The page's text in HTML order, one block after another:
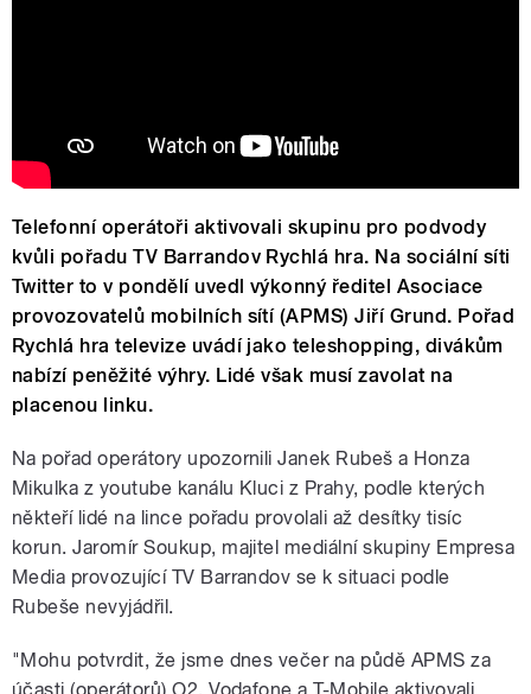
Telefonní operátoři aktivovali skupinu pro podvody
kvůli pořadu TV Barrandov Rychlá hra. Na sociální síti
Twitter to v pondělí uvedl výkonný ředitel Asociace
provozovatelů mobilních sítí (APMS) Jiří Grund. Pořad
Rychlá hra televize uvádí jako teleshopping, divákům
nabízí peněžité výhry. Lidé však musí zavolat na
placenou linku.
Na pořad operátory upozornili Janek Rubeš a Honza
Mikulka z youtube kanálu Kluci z Prahy, podle kterých
někteří lidé na lince pořadu provolali až desítky tisíc
korun. Jaromír Soukup, majitel mediální skupiny Empresa
Media provozující TV Barrandov se k situaci podle
Rubeše nevyjádřil.
"Mohu potvrdit, že jsme dnes večer na půdě APMS za
účasti (operátorů) O2, Vodafone a T-Mobile aktivovali